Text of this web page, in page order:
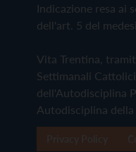
Indicazione resa ai
dell'art. 5 del
Vita Trentina,
Settimanali
dell'Autodisciplina
Autodisciplina